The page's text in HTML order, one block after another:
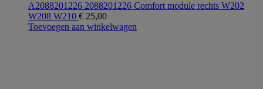
A2088201226 2088201226 Comfort module rechts W202
W208 W210 € 25,00
Toevoegen aan winkelwagen